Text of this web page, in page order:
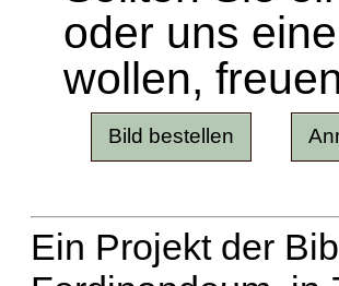
oder uns
wollen,
Ein Projekt der